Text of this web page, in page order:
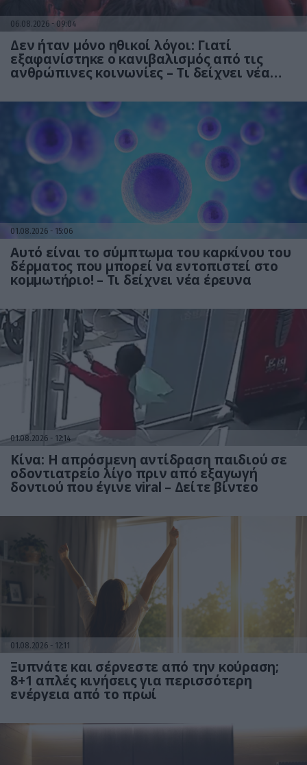
06.08.2026 09:04
Δεν ήταν μόνο ηθικοί λόγοι: Γιατί
εξαφανίστηκε ο κανιβαλισμός από τις
ανθρώπινες κοινωνίες – Τι δείχνει νέα
01.08.2026 15:06
Αυτό είναι το σύμπτωμα του καρκίνου του
δέρματος που μπορεί να εντοπιστεί στο
κομμωτήριο! – Τι δείχνει νέα έρευνα
01.08.2026 12:14
Κίνα: Η απρόσμενη αντίδραση παιδιού σε
οδοντιατρείο λίγο πριν από εξαγωγή
δοντιού που έγινε viral – Δείτε βίντεο
01.08.2026 12:11
Ξυπνάτε και σέρνεστε από την κούραση;
8+1 απλές κινήσεις για περισσότερη
ενέργεια από το πρωί